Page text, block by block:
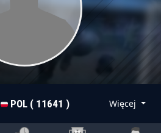
POL ( 11641 ) Więcej